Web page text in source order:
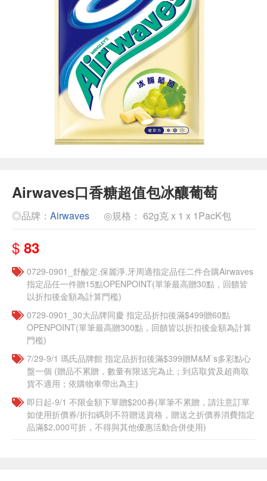
Airwaves口香糖超值包冰釀葡萄
◎品牌： Airwaves ◎規格： 62g克 x 1 x 1PacK包
$ 83
0729-0901_舒酸定.保麗淨.牙周適指定品任二件合購Airwaves
指定品任一件贈15點OPENPOINT(單筆最高贈30點，回饋皆
以折扣後金額為計算門檻)
0729-0901_30大品牌同慶 指定品折扣後滿$499贈60點
OPENPOINT(單筆最高贈300點，回饋皆以折扣後金額為計算
門檻)
7/29-9/1 瑪氏品牌館 指定品折扣後滿$399贈M&M`s多彩點心
盤一個​ (贈品不累贈，數量有限送完為止；到店取貨及超商取
貨不適用；依購物車帶出為主)
即日起-9/1 不限金額下單贈$200券(單筆不累贈，請注意訂單
如使用折價券/折扣碼則不符贈送資格，贈送之折價券消費指定
品滿$2,000可折，不得與其他優惠活動合併使用)